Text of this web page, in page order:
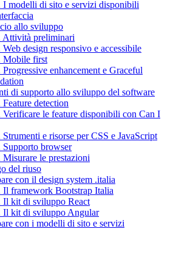
I modelli di sito e servizi disponibili
allo sviluppo
Attività preliminari
Web design responsivo e accessibile
Mobile first
Progressive enhancement e Graceful
di supporto allo sviluppo del software
Feature detection
Verificare le feature disponibili con Can I
Strumenti e risorse per CSS e JavaScript
Supporto browser
Misurare le prestazioni
del riuso
con il design system .italia
Il framework Bootstrap Italia
Il kit di sviluppo React
Il kit di sviluppo Angular
con i modelli di sito e servizi